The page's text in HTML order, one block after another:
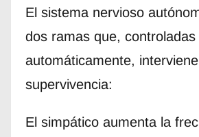
El sistema nervioso
dos ramas que, controladas
automáticamente,
supervivencia:
El simpático aumenta la